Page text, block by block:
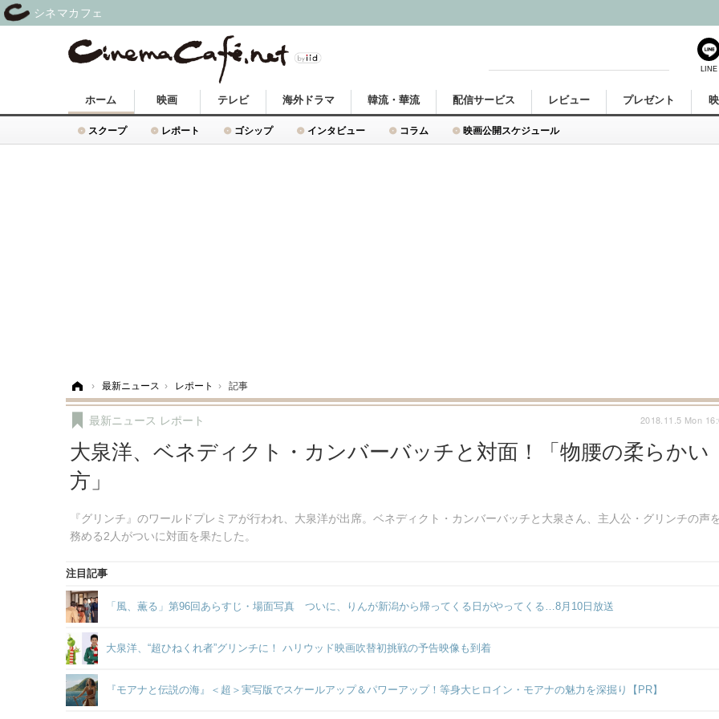
ホーム
スクープ レポート ゴシップ インタビュー コラム 映画公開スケジュール
映画 テレビ 海外ドラマ 韓流・華流 配信サービス レビュー プレゼント
› 最新ニュース › レポート › 記事
大泉洋、ベネディクト・カンバーバッチと対面！「物腰の柔らかい
方」
『グリンチ』のワールドプレミアが行われ、大泉洋が出席。ベネディクト・カンバーバッチと大泉さん、主人公・グリンチの声
務める2人がついに対面を果たした。
最新ニュース レポート 2018.11.5 Mon
注目記事
「風、薫る」第96回あらすじ・場面写真 ついに、りんが新潟から帰ってくる日がやってくる…8月10日放送
大泉洋、“超ひねくれ者”グリンチに！ ハリウッド映画吹替初挑戦の予告映像も到着
『モアナと伝説の海』＜超＞実写版でスケールアップ＆パワーアップ！等身大ヒロイン・モアナの魅力を深掘り【PR】
LINE
シネマカフェ